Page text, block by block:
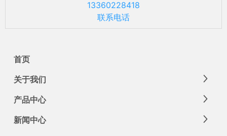
13360228418
联系电话
首页
关于我们
产品中心
新闻中心